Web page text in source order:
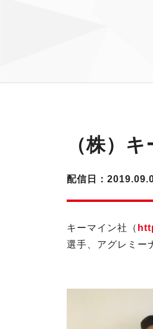
（株）
配信日：
キーマイン社（
選手、アグレミー